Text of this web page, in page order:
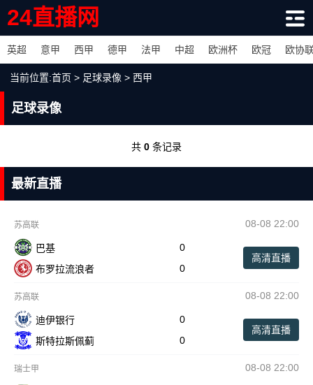
24直播网
英超 意甲 西甲 德甲 法甲 中超 欧洲杯 欧冠 欧协
当前位置:首页 > 足球录像 > 西甲
足球录像
共 0 条记录
最新直播
苏高联 08-08 22:00
巴基
0
布罗拉流浪者
0
高清直播
苏高联 08-08 22:00
迪伊银行
0
斯特拉斯佩蓟
0
高清直播
瑞士甲 08-08 22:00